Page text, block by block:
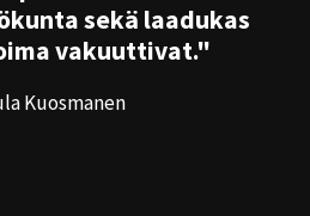
sekä laadukas
vakuuttivat."
Kuosmanen